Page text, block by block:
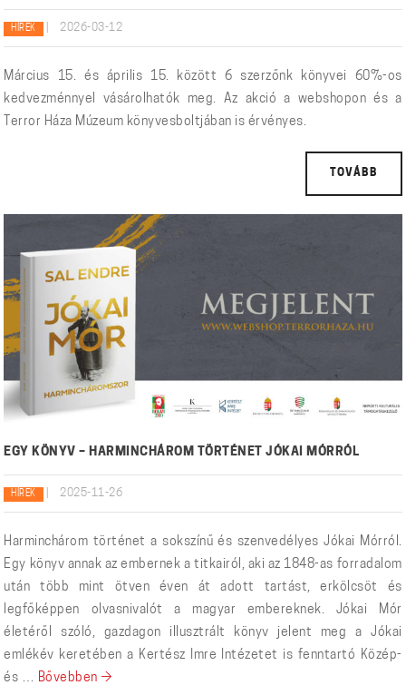
HÍREK 2026-03-12
Március 15. és április 15. között 6 szerzőnk könyvei 60%-os
kedvezménnyel vásárolhatók meg. Az akció a webshopon és a
Terror Háza Múzeum könyvesboltjában is érvényes.
TOVÁBB
EGY KÖNYV – HARMINCHÁROM TÖRTÉNET JÓKAI MÓRRÓL
HÍREK 2025-11-26
Harminchárom történet a sokszínű és szenvedélyes Jókai Mórról.
Egy könyv annak az embernek a titkairól, aki az 1848-as forradalom
után több mint ötven éven át adott tartást, erkölcsöt és
legfőképpen olvasnivalót a magyar embereknek. Jókai Mór
életéről szóló, gazdagon illusztrált könyv jelent meg a Jókai
emlékév keretében a Kertész Imre Intézetet is fenntartó Közép-
és … Bővebben Egy könyv – harminchárom történet Jókai Mórról
→